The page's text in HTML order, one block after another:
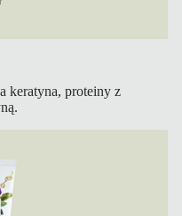
keratyna, proteiny z